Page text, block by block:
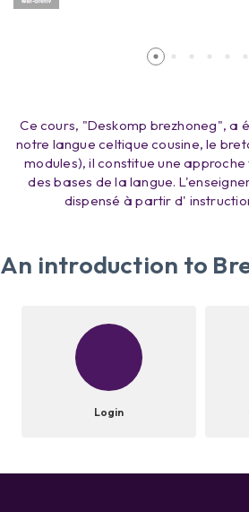
Ce cours, "Deskomp brezhoneg", a
notre langue celtique cousine, le
modules), il constitue une
des bases de la langue.
dispensé à partir d'
An introduction to
Login